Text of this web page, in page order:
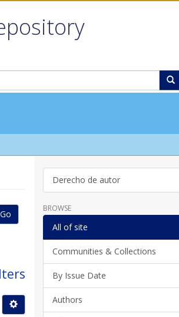
Go
Derecho de autor
BROWSE
All of site
Communities & Collections
By Issue Date
Authors